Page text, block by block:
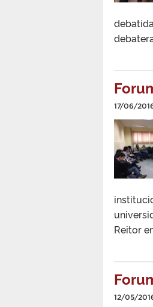
17/06/
Reitor
12/05/